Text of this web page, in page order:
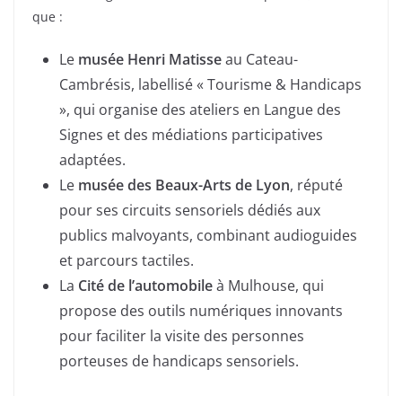
que :
Le musée Henri Matisseau Cateau-
Cambrésis, labellisé « Tourisme & Handicaps
», qui organise des ateliers en Langue des
Signes et des médiations participatives
adaptées.
Le musée des Beaux-Arts de Lyon, réputé
pour ses circuits sensoriels dédiés aux
publics malvoyants, combinant audioguides
et parcours tactiles.
La Cité de l’automobileà Mulhouse, qui
propose des outils numériques innovants
pour faciliter la visite des personnes
porteuses de handicaps sensoriels.